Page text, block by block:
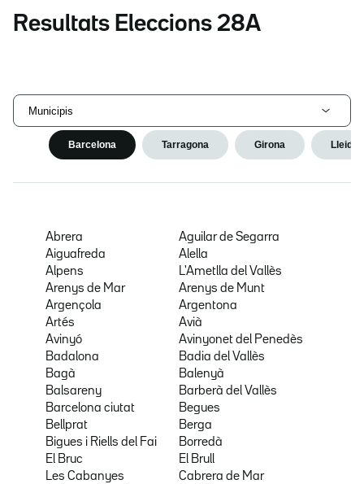
Resultats Eleccions 28A
Municipis
Barcelona Tarragona Girona Lleida
Abrera
Aguilar de Segarra
Aiguafreda
Alella
Alpens
L'Ametlla del Vallès
Arenys de Mar
Arenys de Munt
Argençola
Argentona
Artés
Avià
Avinyó
Avinyonet del Penedès
Badalona
Badia del Vallès
Bagà
Balenyà
Balsareny
Barberà del Vallès
Barcelona ciutat
Begues
Bellprat
Berga
Bigues i Riells del Fai
Borredà
El Bruc
El Brull
Les Cabanyes
Cabrera de Mar